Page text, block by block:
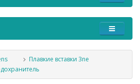
Плавкие вставки 3ne